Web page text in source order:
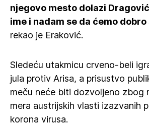
njegovo mesto dolazi
ime i nadam se da ćemo
rekao je Eraković.
Sledeću utakmicu crveno-beli
jula protiv Arisa, a prisustvo
meču neće biti dozvoljeno zbog
mera austrijskih vlasti izazvanih
korona virusa.